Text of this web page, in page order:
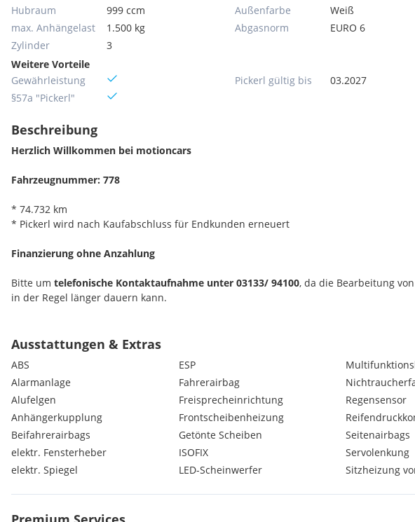
Hubraum
999 ccm
max. Anhängelast
1.500 kg
Zylinder
3
Außenfarbe
Weiß
Abgasnorm
EURO 6
Weitere Vorteile
Gewährleistung
§57a "Pickerl"
Pickerl gültig bis 03.2027
Beschreibung
Herzlich Willkommen bei motioncars
Fahrzeugnummer: 778
* 74.732 km
* Pickerl wird nach Kaufabschluss für Endkunden erneuert
Finanzierung ohne Anzahlung
Bitte um telefonische Kontaktaufnahme unter 03133/ 94100, da die Bearbeitung
in der Regel länger dauern kann.
Antischlupfregelung (ASR)
Antriebsart: Frontantrieb
Getriebe 5-Gang
Servolenkung elektrisch
Start/Stop-Anlage
Sicherheit
Airbag Beifahrerseite
Airbag Beifahrerseite abschaltbar
Airbag Fahrerseite
Elektron. Stabilitäts-Programm (ESP)
Ausstattungen & Extras
ABS
Alarmanlage
Alufelgen
Anhängerkupplung
Beifahrerairbags
elektr. Fensterheber
elektr. Spiegel
ESP
Fahrerairbag
Freisprecheinrichtung
Frontscheibenheizung
Getönte Scheiben
ISOFIX
LED-Scheinwerfer
Regensensor
Seitenairbags
Servolenkung
Sitzheizung